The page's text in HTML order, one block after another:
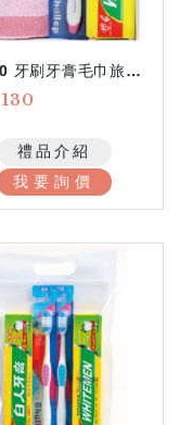
HK020 牙刷牙膏毛巾旅行組
禮品介紹
我要詢價